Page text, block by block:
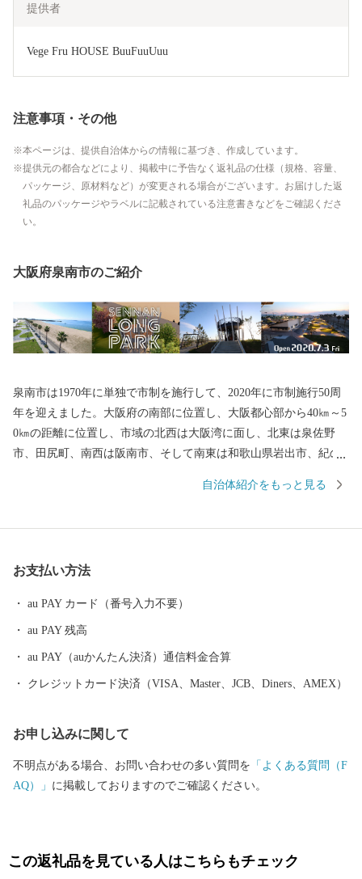
提供者
Vege Fru HOUSE BuuFuuUuu
注意事項・その他
本ページは、提供自治体からの情報に基づき、作成しています。
提供元の都合などにより、掲載中に予告なく返礼品の仕様（規格、容量、
パッケージ、原材料など）が変更される場合がございます。お届けした返
礼品のパッケージやラベルに記載されている注意書きなどをご確認くださ
い。
大阪府泉南市のご紹介
泉南市は1970年に単独で市制を施行して、2020年に市制施行50周
年を迎えました。大阪府の南部に位置し、大阪都心部から40㎞～5
0㎞の距離に位置し、市域の北西は大阪湾に面し、北東は泉佐野
市、田尻町、南西は阪南市、そして南東は和歌山県岩出市、紀の
せ、面積は48.98㎢であり、市域に関西国際空港の約1/3を含みま
在しています。また、平野部においては、玉ねぎ、水なす、里
業所が集積し、岡田と樽井にある両漁港では大阪湾でとれた新鮮
な海産物が水揚げされ、海岸部にはSENNAN LONGPARK（泉南ロ
ングパーク）を設け、にぎわいを創出し、レクリエーションゾー
自治体紹介をもっと見る
お支払い方法
au PAY カード（番号入力不要）
au PAY 残高
au PAY（auかんたん決済）通信料金合算
クレジットカード決済（VISA、Master、JCB、Diners、AMEX）
お申し込みに関して
不明点がある場合、お問い合わせの多い質問を 「よくある質問（F
AQ）」 に掲載しておりますのでご確認ください。
この返礼品を見ている人はこちらもチェック